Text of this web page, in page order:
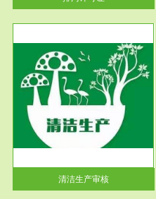
清洁生产审核
服务范围
安全评价
安全评价安全评价目的是查找、
分析和预测工程、系统、生产经
营活...